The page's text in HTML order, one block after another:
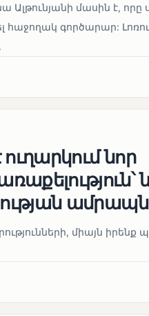
Ալթունյանի մասին է,
գործարար:
նոր
միայն իրենք